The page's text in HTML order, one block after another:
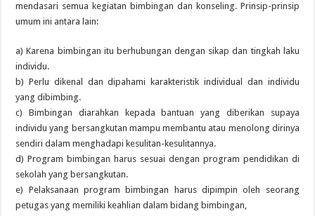
mendasari semua kegiatan bimbingan dan konseling. Prinsip-prinsip
umum ini antara lain:
a) Karena bimbingan itu berhubungan dengan sikap dan tingkah laku
individu.
b) Perlu dikenal dan dipahami karakteristik individual dan individu
yang dibimbing.
c) Bimbingan diarahkan kepada bantuan yang diberikan supaya
individu yang bersangkutan mampu membantu atau menolong dirinya
sendiri dalam menghadapi kesulitan-kesulitannya.
d) Program bimbingan harus sesuai dengan program pendidikan di
sekolah yang bersangkutan.
e) Pelaksanaan program bimbingan harus dipimpin oleh seorang
petugas yang memiliki keahlian dalam bidang bimbingan,